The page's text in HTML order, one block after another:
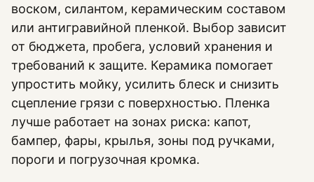
воском, силантом, керамическим составом
или антигравийной пленкой. Выбор зависит
от бюджета, пробега, условий хранения и
требований к защите. Керамика помогает
упростить мойку, усилить блеск и снизить
сцепление грязи с поверхностью. Пленка
лучше работает на зонах риска: капот,
бампер, фары, крылья, зоны под ручками,
пороги и погрузочная кромка.